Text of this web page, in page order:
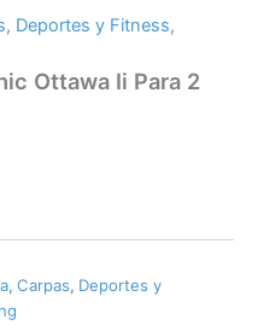
, Deportes y Fitness,
Ottawa Ii Para 2
, Carpas, Deportes y